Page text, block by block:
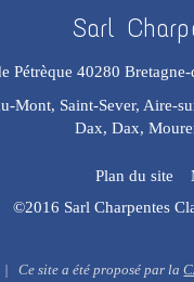
Sarl
Pétrèque 40280
Mont, Saint-Sever,
Dax, Dax,
Plan du site
©2016 Sarl Charpentes
| Ce site a été proposé par la